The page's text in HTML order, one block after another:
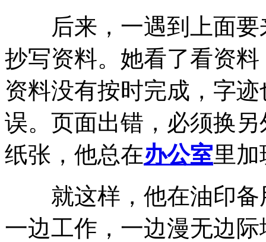
后来，一遇到上面要
抄写资料。她看了看资
资料没有按时完成，字
误。页面出错，必须换
纸张，他总在办公室里
就这样，他在油印备
一边工作，一边漫无边